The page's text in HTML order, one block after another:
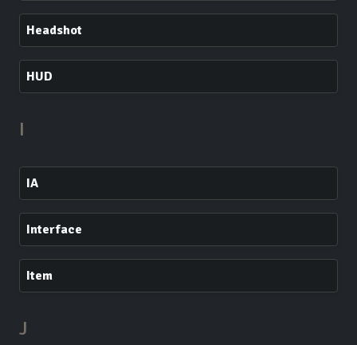
Headshot
HUD
I
IA
Interface
Item
J